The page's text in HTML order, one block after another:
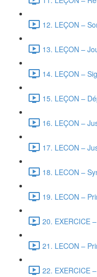
12. LEÇON –
13. LEÇON –
14. LEÇON –
15. LEÇON –
16. LEÇON –
17. LECON –
18. LECON –
19. LECON –
20. EXERCICE
21. LECON –
22. EXERCICE